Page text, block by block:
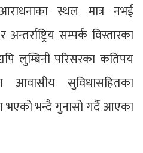
स्थल मात्र नभई
सम्पर्क विस्तारका
लुम्बिनी परिसरका कतिपय
आवासीय सुविधासहितका
भएको भन्दै गुनासो गर्दै आएका